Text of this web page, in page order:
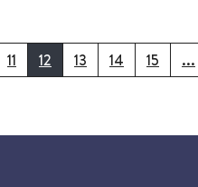
11 12 13 14 15 ...